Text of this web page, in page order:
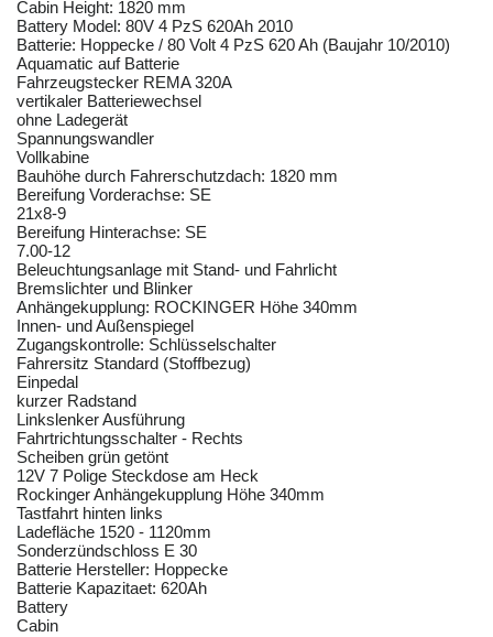
Cabin Height: 1820 mm
Battery Model: 80V 4 PzS 620Ah 2010
Batterie: Hoppecke / 80 Volt 4 PzS 620 Ah (Baujahr 10/2010)
Aquamatic auf Batterie
Fahrzeugstecker REMA 320A
vertikaler Batteriewechsel
ohne Ladegerät
Spannungswandler
Vollkabine
Bauhöhe durch Fahrerschutzdach: 1820 mm
Bereifung Vorderachse: SE
21x8-9
Bereifung Hinterachse: SE
7.00-12
Beleuchtungsanlage mit Stand- und Fahrlicht
Bremslichter und Blinker
Anhängekupplung: ROCKINGER Höhe 340mm
Innen- und Außenspiegel
Zugangskontrolle: Schlüsselschalter
Fahrersitz Standard (Stoffbezug)
Einpedal
kurzer Radstand
Linkslenker Ausführung
Fahrtrichtungsschalter - Rechts
Scheiben grün getönt
12V 7 Polige Steckdose am Heck
Rockinger Anhängekupplung Höhe 340mm
Tastfahrt hinten links
Ladefläche 1520 - 1120mm
Sonderzündschloss E 30
Batterie Hersteller: Hoppecke
Batterie Kapazitaet: 620Ah
Battery
Cabin